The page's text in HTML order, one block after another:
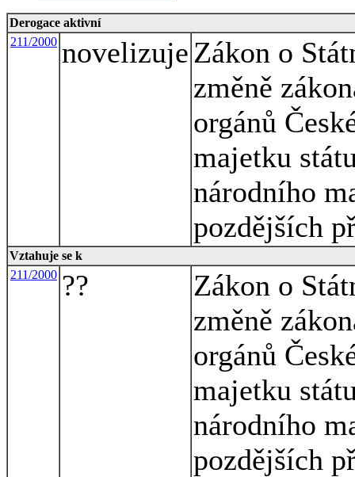
Derogace aktivní
211/2000 novelizujeZákon o
změně
orgánů
majetku
národního
pozdějších
Vztahuje se k
211/2000 ??
Zákon o
změně
orgánů
majetku
národního
pozdějších